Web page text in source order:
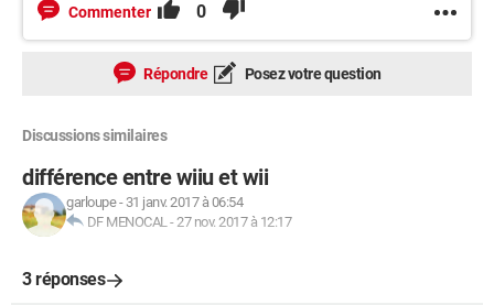
Commenter 0
Répondre Posez votre question
Discussions similaires
différence entre wiiu et wii
garloupe- 31 janv. 2017 à 06:54
DF MENOCAL-27 nov. 2017 à 12:17
3 réponses